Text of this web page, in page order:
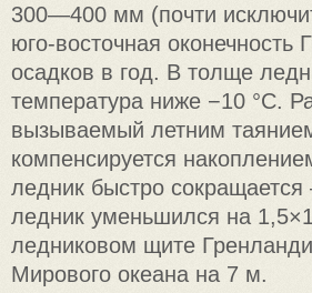
300—400 мм (почти
юго-восточная
осадков в год. В толще
температура ниже −10 °C.
вызываемый летним
компенсируется
ледник быстро
ледник уменьшился на
ледниковом щите
Мирового океана на 7 м.